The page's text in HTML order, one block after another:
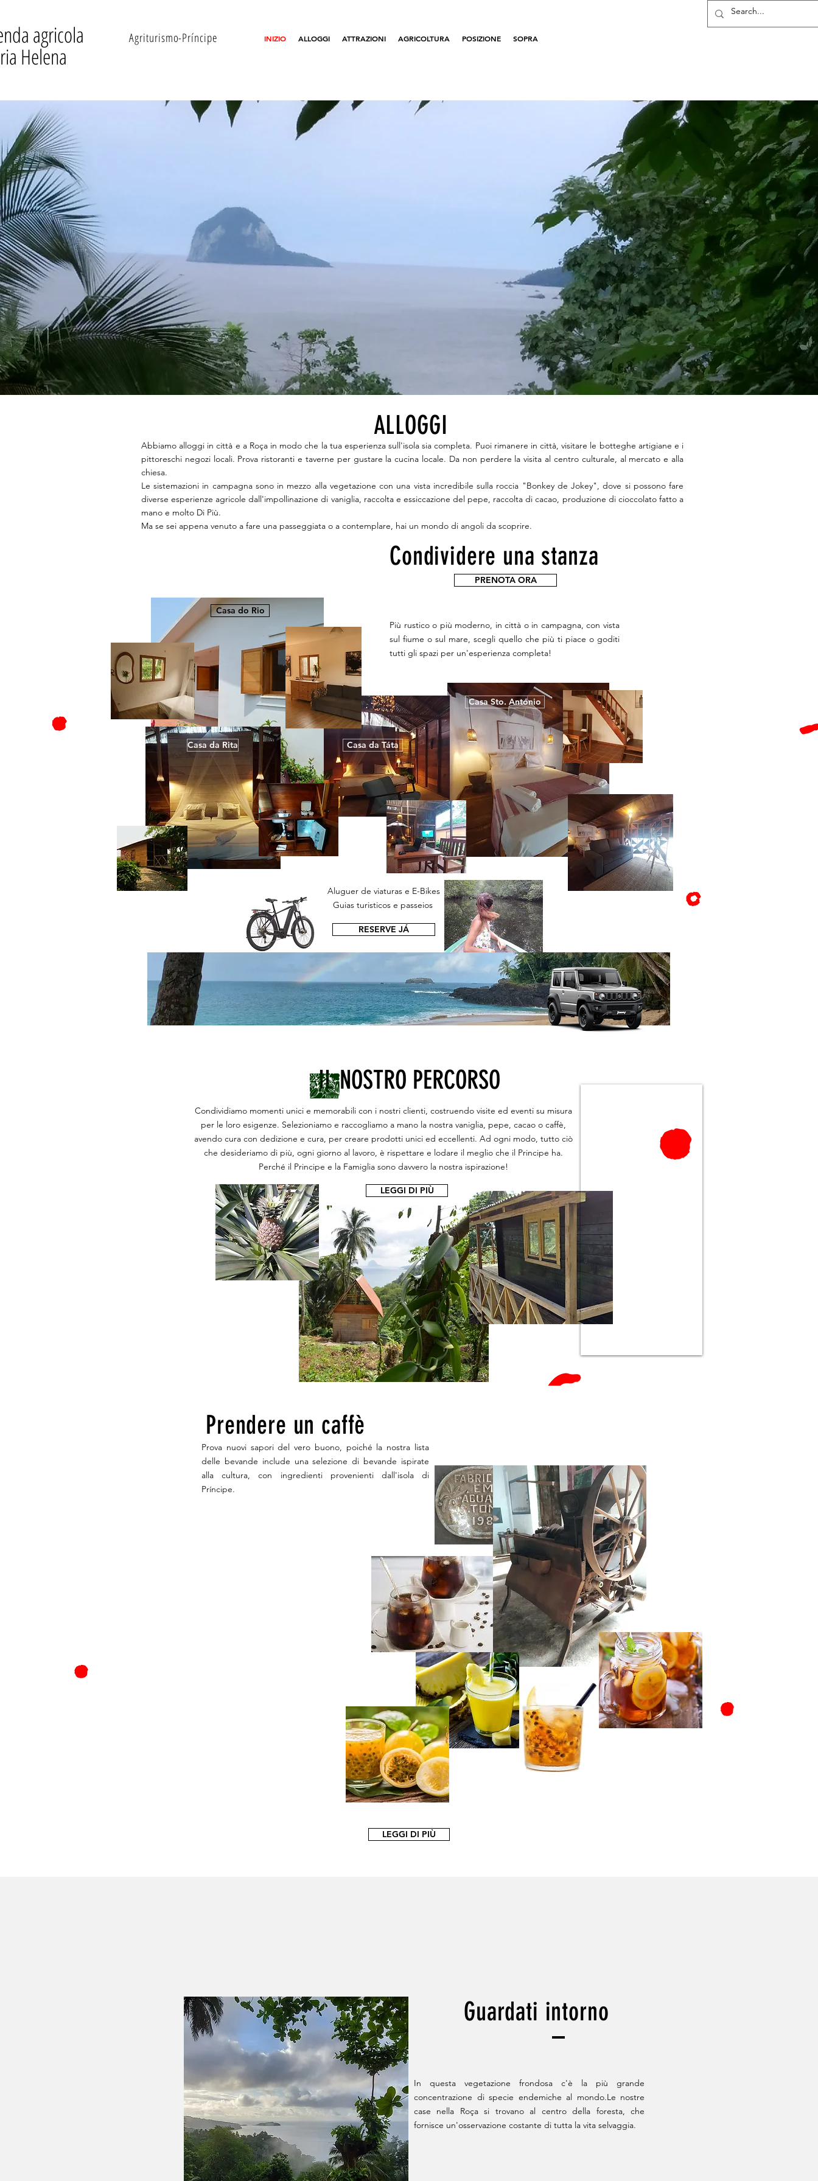
agricola
Helena
Agriturismo-Príncipe INIZIO ALLOGGI ATTRAZIONI AGRICOLTURA POSIZIONE SOPRA
ALLOGGI
Abbiamo alloggi in città e a Roça in modo che la tua esperienza sull'isola sia completa. Puoi rimanere in città, visitare le botteghe artigiane e i
pittoreschi negozi locali. Prova ristoranti e taverne per gustare la cucina locale. Da non perdere la visita al centro culturale, al mercato e alla
chiesa.
Le sistemazioni in campagna sono in mezzo alla vegetazione con una vista incredibile sulla roccia "Bonkey de Jokey", dove si possono fare
diverse esperienze agricole dall'impollinazione di vaniglia, raccolta e essiccazione del pepe, raccolta di cacao, produzione di cioccolato fatto a
mano e molto Di Più.
Ma se sei appena venuto a fare una passeggiata o a contemplare, hai un mondo di angoli da scoprire.
Condividere una stanza
PRENOTA ORA
Casa Sto. António
Casa da Táta
Aluguer de viaturas e E-Bikes
Guias turisticos e passeios
RESERVE JÁ
Più rustico o più moderno, in città o in campagna, con vista
sul fiume o sul mare, scegli quello che più ti piace o goditi
tutti gli spazi per un'esperienza completa!
Casa da Rita
Casa do Rio
IL NOSTRO PERCORSO
Condividiamo momenti unici e memorabili con i nostri clienti, costruendo visite ed eventi su misura
per le loro esigenze. Selezioniamo e raccogliamo a mano la nostra vaniglia, pepe, cacao o caffè,
avendo cura con dedizione e cura, per creare prodotti unici ed eccellenti. Ad ogni modo, tutto ciò
che desideriamo di più, ogni giorno al lavoro, è rispettare e lodare il meglio che il Principe ha.
Perché il Principe e la Famiglia sono davvero la nostra ispirazione!
LEGGI DI PIÙ
Prendere un caffè
Prova nuovi sapori del vero buono, poiché la nostra lista
delle bevande include una selezione di bevande ispirate
alla cultura, con ingredienti provenienti dall'isola di
Príncipe.
LEGGI DI PIÙ
Guardati intorno
In questa vegetazione frondosa c'è la più grande
concentrazione di specie endemiche al mondo.Le nostre
case nella Roça si trovano al centro della foresta, che
fornisce un'osservazione costante di tutta la vita selvaggia.